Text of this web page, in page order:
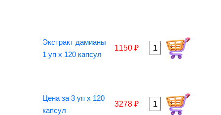
Экстракт дамианы
1 уп х 120 капсул
1150 ₽
Цена за 3 уп х 120
капсул
3278 ₽